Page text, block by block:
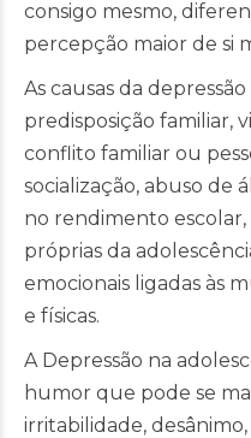
consigo mesmo,
percepção maior de si
As causas da
predisposição familiar,
conflito familiar ou
socialização, abuso de
no rendimento
próprias da
emocionais ligadas às
e físicas.
A Depressão na
humor que pode se
irritabilidade,